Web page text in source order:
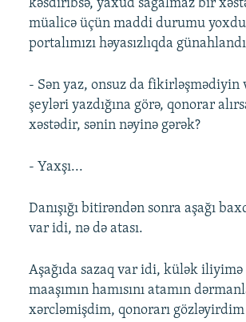
kəsdiribsə, yaxud sağalmaz bir
müalicə üçün maddi durumu
portalımızı həyasızlıqda
- Sən yaz, onsuz da fikirləşmədiyin
şeyləri yazdığına görə, qonorar
xəstədir, sənin nəyinə gərək?
- Yaxşı...
Danışığı bitirəndən sonra aşağı
var idi, nə də atası.
Aşağıda sazaq var idi, külək
maaşımın hamısını atamın
xərcləmişdim, qonorarı